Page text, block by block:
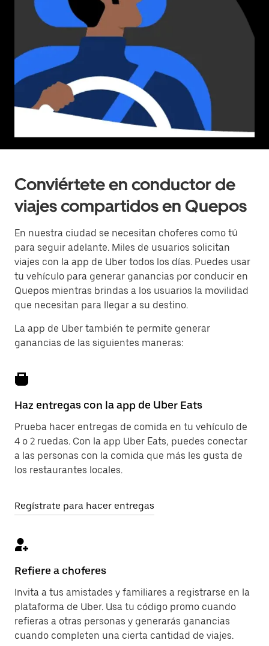
Conviértete en conductor de
viajes compartidos en Quepos
En nuestra ciudad se necesitan choferes como tú
para seguir adelante. Miles de usuarios solicitan
viajes con la app de Uber todos los días. Puedes usar
tu vehículo para generar ganancias por conducir en
Quepos mientras brindas a los usuarios la movilidad
que necesitan para llegar a su destino.
La app de Uber también te permite generar
ganancias de las siguientes maneras:
Haz entregas con la app de Uber Eats
Prueba hacer entregas de comida en tu vehículo de
4 o 2 ruedas. Con la app Uber Eats, puedes conectar
a las personas con la comida que más les gusta de
los restaurantes locales.
Regístrate para hacer entregas
Refiere a choferes
Invita a tus amistades y familiares a registrarse en la
plataforma de Uber. Usa tu código promo cuando
refieras a otras personas y generarás ganancias
cuando completen una cierta cantidad de viajes.